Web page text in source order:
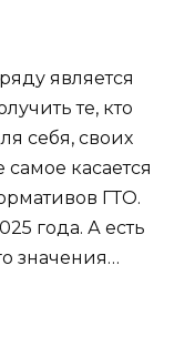
является
те, кто
себя, своих
касается
ГТО.
года. А есть
значения…